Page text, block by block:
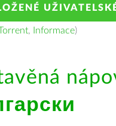
, Informace)